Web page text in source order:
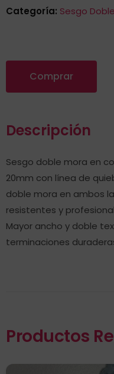
Categoría: Sesgo
Comprar
Descripción
Sesgo doble mora en
20mm con línea de
doble mora en ambos
resistentes y
Mayor ancho y doble
terminaciones
Productos